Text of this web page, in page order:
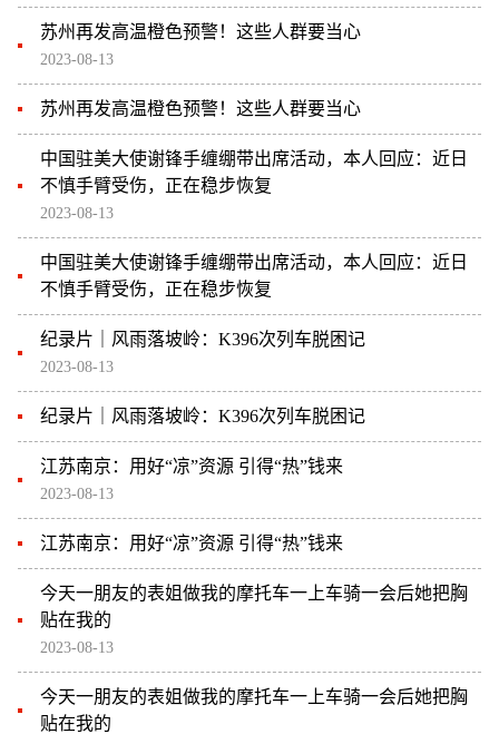
苏州再发高温橙色预警！这些人群要当心
2023-08-13
苏州再发高温橙色预警！这些人群要当心
中国驻美大使谢锋手缠绷带出席活动，本人回应：近日
不慎手臂受伤，正在稳步恢复
2023-08-13
中国驻美大使谢锋手缠绷带出席活动，本人回应：近日
不慎手臂受伤，正在稳步恢复
纪录片｜风雨落坡岭：K396次列车脱困记
2023-08-13
纪录片｜风雨落坡岭：K396次列车脱困记
江苏南京：用好“凉”资源 引得“热”钱来
2023-08-13
江苏南京：用好“凉”资源 引得“热”钱来
今天一朋友的表姐做我的摩托车一上车骑一会后她把胸
贴在我的
2023-08-13
今天一朋友的表姐做我的摩托车一上车骑一会后她把胸
贴在我的